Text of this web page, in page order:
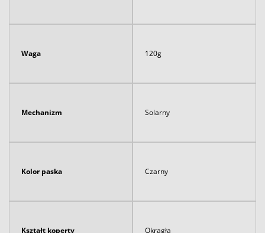
Waga 120g
Mechanizm Solarny
Kolor paska Czarny
Kształt koperty Okrągła